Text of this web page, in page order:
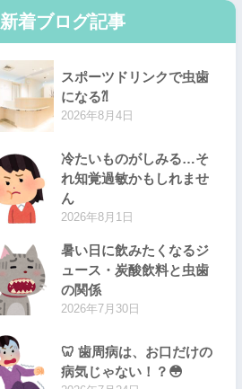
新着ブログ記事
スポーツドリンクで虫歯
になる⁈
2026年8月4日
冷たいものがしみる…そ
れ知覚過敏かもしれませ
ん
2026年8月1日
暑い日に飲みたくなるジ
ュース・炭酸飲料と虫歯
の関係
2026年7月30日
🦷 歯周病は、お口だけの
病気じゃない！？😳